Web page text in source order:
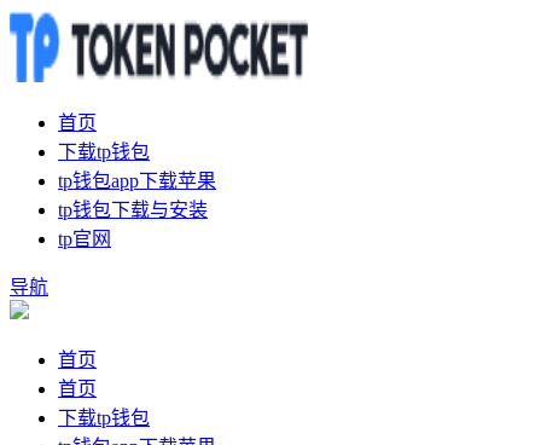
首页
下载tp钱包
tp钱包app下载苹果
tp钱包下载与安装
tp官网
导航
首页
首页
下载tp钱包